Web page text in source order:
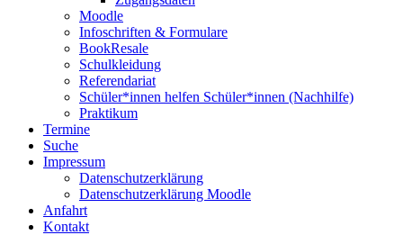
Moodle
Infoschriften & Formulare
BookResale
Schulkleidung
Referendariat
Schüler*innen helfen Schüler*innen (Nachhilfe)
Praktikum
Termine
Suche
Impressum
Datenschutzerklärung
Datenschutzerklärung Moodle
Anfahrt
Kontakt